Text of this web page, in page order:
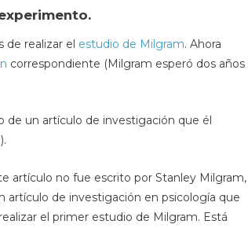
de realizar el estudio de Milgram. Ahora
correspondiente (Milgram esperó dos años
un artículo de investigación que él
artículo no fue escrito por Stanley Milgram,
de investigación en psicología que
el primer estudio de Milgram. Está